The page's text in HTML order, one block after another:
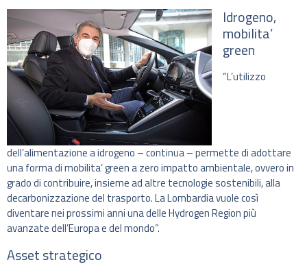
Idrogeno,
mobilita’
green
“L’utilizzo
dell’alimentazione a idrogeno – continua – permette di adottare
una forma di mobilita’ green a zero impatto ambientale, ovvero in
grado di contribuire, insieme ad altre tecnologie sostenibili, alla
decarbonizzazione del trasporto. La Lombardia vuole così
diventare nei prossimi anni una delle Hydrogen Region più
avanzate dell’Europa e del mondo”.
Asset strategico